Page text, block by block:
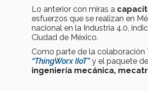
Lo anterior con miras a
esfuerzos que se realizan en
nacional en la Industria 4.0,
Ciudad de México.
Como parte de la colaboración
“ThingWorx IIoT” y el paquete
ingeniería mecánica,